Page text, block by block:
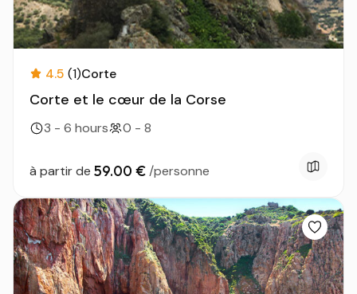
4.5 (1)Corte
Corte et le cœur de la Corse
3 - 6 hours 0 - 8
à partir de 59.00 € /personne